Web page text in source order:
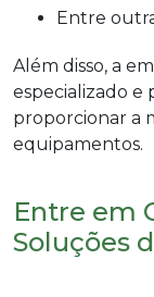
Entre
Além disso, a
especializado e
proporcionar a
equipamentos.
Entre em
Soluções